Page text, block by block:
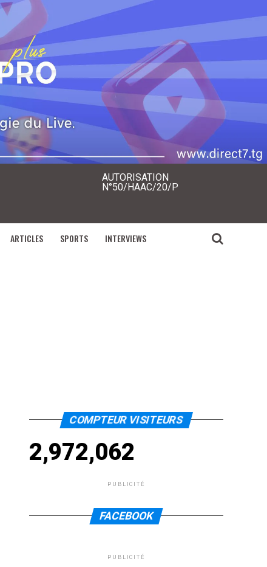
AUTORISATION
N°50/HAAC/20/P
ARTICLES SPORTS INTERVIEWS
COMPTEUR VISITEURS
2,972,062
PUBLICITÉ
FACEBOOK
PUBLICITÉ